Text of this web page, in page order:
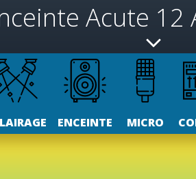
Acute
ENCEINTE MICRO